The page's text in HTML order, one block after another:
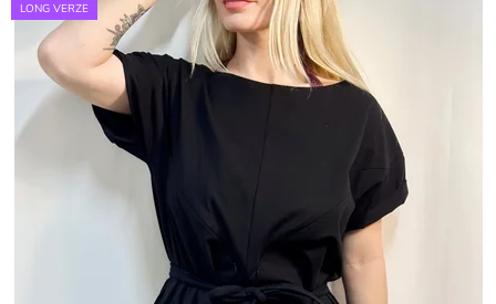
LONG VERZE